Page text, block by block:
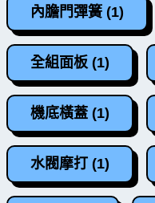
內膽門彈簧 (1)
全組面板 (1)
機底橫蓋 (1)
水閥摩打 (1)